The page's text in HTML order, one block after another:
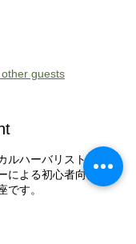
guests
ルハーバリスト、リエ
による初心者向けのオ
です。